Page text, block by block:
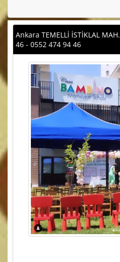
Ankara TEMELLİ İSTİKLAL
46 - 0552 474 94 46